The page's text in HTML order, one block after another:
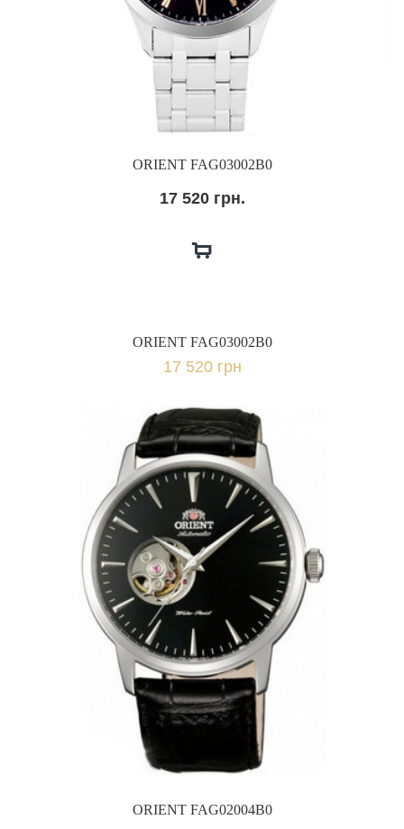
ORIENT FAG03002B0
17 520 грн.
ORIENT FAG03002B0
17 520 грн
ORIENT FAG02004B0